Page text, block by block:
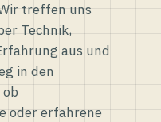
treffen uns
Technik,
aus und
in den
oder erfahrene